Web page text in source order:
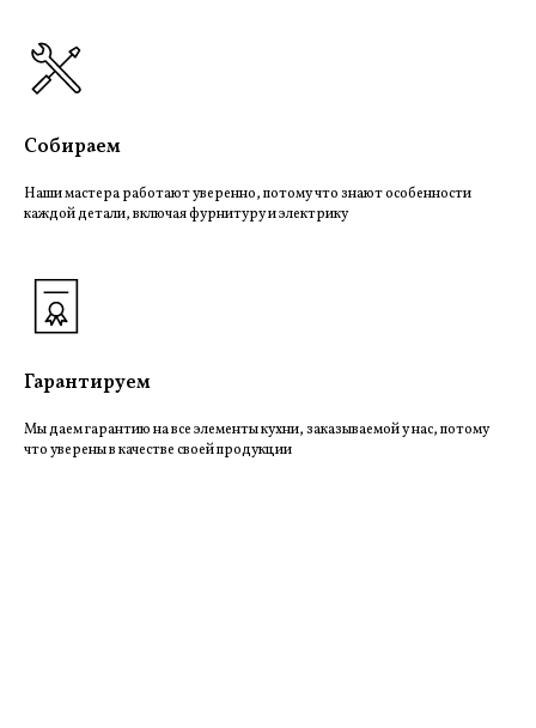
Собираем
Наши мастера работают уверенно, потому что знают особенности
каждой детали, включая фурнитуру и электрику
Гарантируем
Мы даем гарантию на все элементы кухни, заказываемой у нас, потому
что уверены в качестве своей продукции